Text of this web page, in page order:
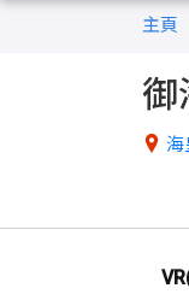
主頁
御
 海